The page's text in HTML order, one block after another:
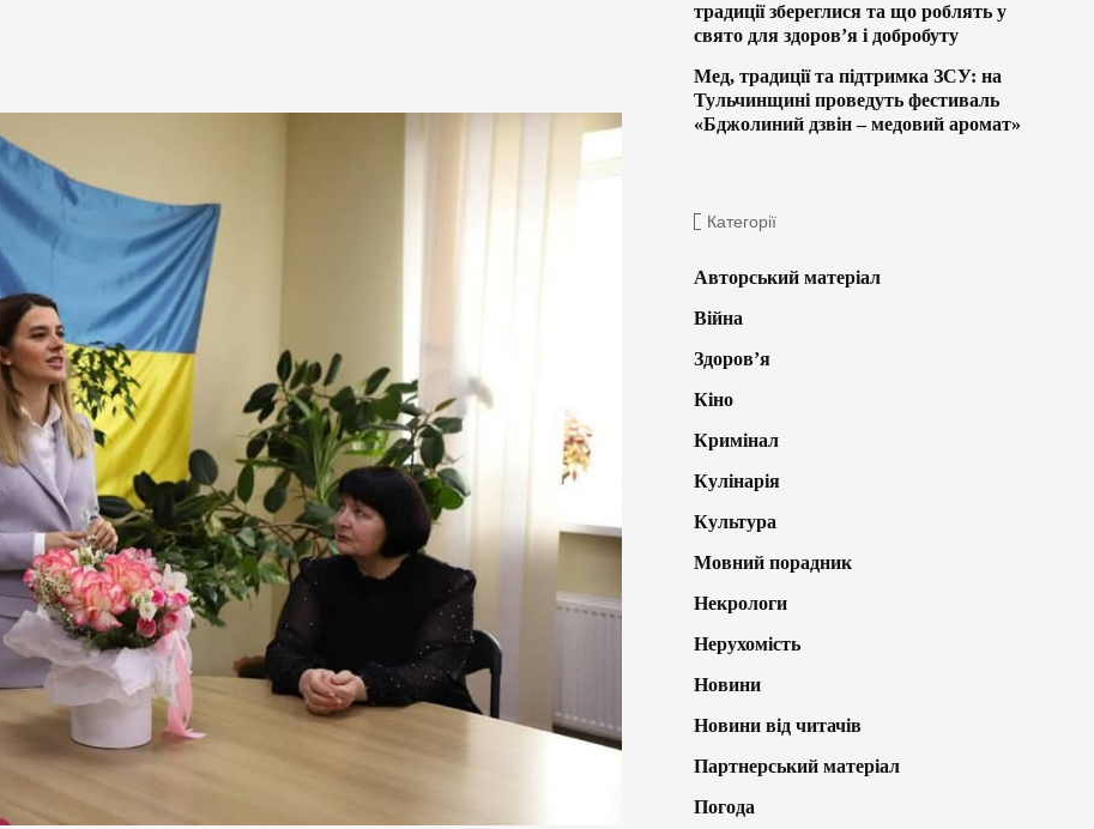
традиції збереглися та що роблять у
свято для здоров’я і добробуту
Мед, традиції та підтримка ЗСУ: на
Тульчинщині проведуть фестиваль
«Бджолиний дзвін – медовий аромат»
Категорії
Авторський матеріал
Війна
Здоров’я
Кіно
Кримінал
Кулінарія
Культура
Мовний порадник
Некрологи
Нерухомість
Новини
Новини від читачів
Партнерський матеріал
Погода